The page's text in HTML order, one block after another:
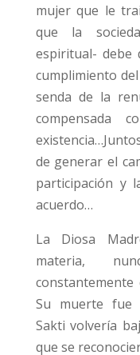
mujer que le
que la
espiritual- debe
cumplimiento
senda de la
compensada
de generar el
participación y
acuerdo…
La Diosa
materia,
Su muerte fue
Sakti volvería
que se